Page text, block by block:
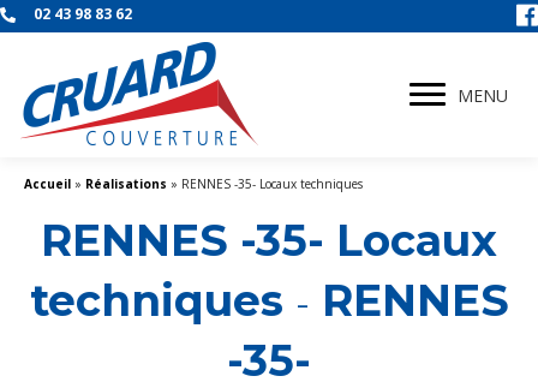
02 43 98 83 62
MENU
Accueil » Réalisations » RENNES -35- Locaux techniques
RENNES -35- Locaux
techniques - RENNES
-35-